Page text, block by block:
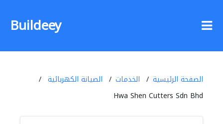
Buildeey
الصفحة الرئيسية الخدمات
الصيانة الكهربائية
Hwa Shen Cutters Sdn Bhd